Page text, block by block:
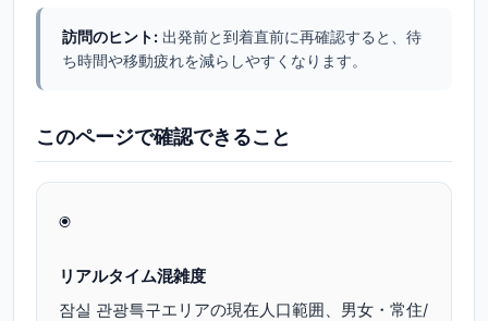
訪問のヒント: 出発前と到着直前に再確認すると、待
ち時間や移動疲れを減らしやすくなります。
このページで確認できること
◉
リアルタイム混雑度
잠실 관광특구エリアの現在人口範囲、男女・常住/